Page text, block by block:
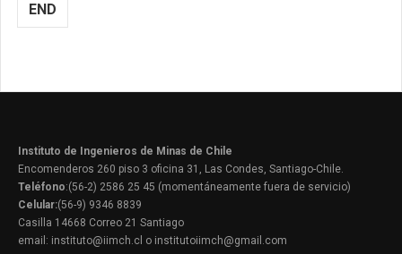
END
Instituto de Ingenieros de Minas de Chile
Encomenderos 260 piso 3 oficina 31, Las Condes, Santiago-Chile.
Teléfono:(56-2) 2586 25 45 (momentáneamente fuera de servicio)
Celular:(56-9) 9346 8839
Casilla 14668 Correo 21 Santiago
email: instituto@iimch.cl o institutoiimch@gmail.com